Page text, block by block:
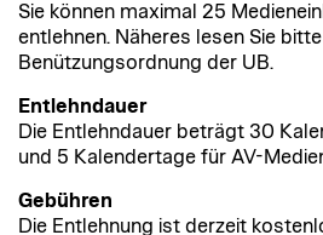
Sie können maximal 25
entlehnen. Näheres lesen Sie
Benützungsordnung der UB.
Entlehndauer
Die Entlehndauer beträgt 30
und 5 Kalendertage für AV-
Gebühren
Die Entlehnung ist derzeit